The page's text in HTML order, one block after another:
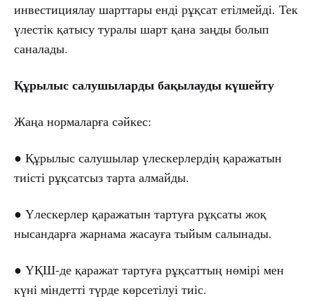
инвестициялау шарттары енді рұқсат етілмейді. Тек
үлестік қатысу туралы шарт қана заңды болып
саналады.
Құрылыс салушыларды бақылауды күшейту
Жаңа нормаларға сәйкес:
● Құрылыс салушылар үлескерлердің қаражатын
тиісті рұқсатсыз тарта алмайды.
● Үлескерлер қаражатын тартуға рұқсаты жоқ
нысандарға жарнама жасауға тыйым салынады.
● ҮҚШ-де қаражат тартуға рұқсаттың нөмірі мен
күні міндетті түрде көрсетілуі тиіс.